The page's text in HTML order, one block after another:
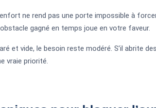
ne rend pas une porte impossible à
gagné en temps joue en votre faveur.
et vide, le besoin reste modéré. S’il abrite
vraie priorité.